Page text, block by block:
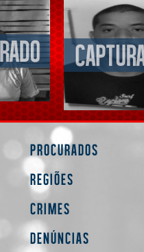
Procurados
Regiões
Crimes
Denúncias